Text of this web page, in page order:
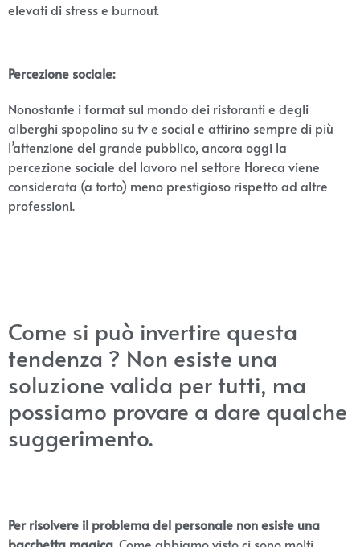
elevati di stress e burnout.
Percezione sociale:
Nonostante i format sul mondo dei ristoranti e degli
alberghi spopolino su tv e social e attirino sempre di più
l’attenzione del grande pubblico, ancora oggi la
percezione sociale del lavoro nel settore Horeca viene
considerata (a torto) meno prestigioso rispetto ad altre
professioni.
Come si può invertire questa
tendenza ? Non esiste una
soluzione valida per tutti, ma
possiamo provare a dare qualche
suggerimento.
Per risolvere il problema del personale non esiste una